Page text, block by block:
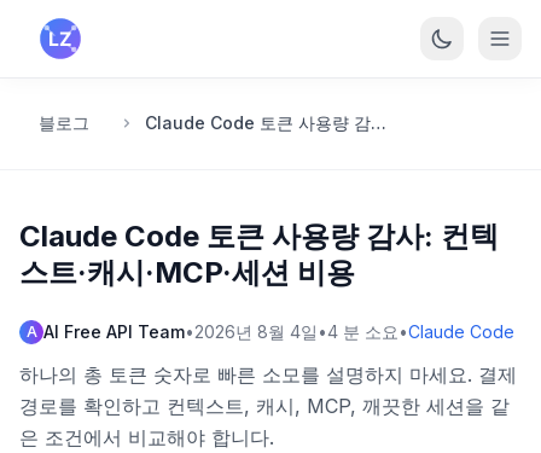
본문으로 건너뛰기
블로그 Claude Code 토큰 사용량 감사: 컨텍스트·캐시·MCP·세션 비용
Claude Code 토큰 사용량 감사: 컨텍
스트·캐시·MCP·세션 비용
A AI Free API Team•2026년 8월 4일 •4 분 소요 •Claude Code
하나의 총 토큰 숫자로 빠른 소모를 설명하지 마세요. 결제
경로를 확인하고 컨텍스트, 캐시, MCP, 깨끗한 세션을 같
은 조건에서 비교해야 합니다.